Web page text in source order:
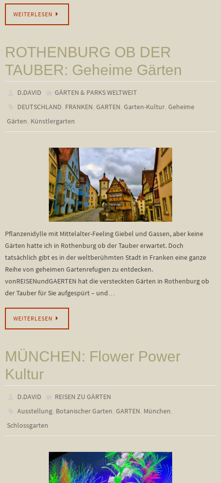
WEITERLESEN
ROTHENBURG OB DER
TAUBER: Geheime Gärten
D.DAVID
GÄRTEN & PARKS WELTWEIT
DEUTSCHLAND, FRANKEN,GARTEN,Garten-Kultur,Geheime
Gärten, Künstlergarten
Pflanzenidylle mit Mittelalter-Feeling Giebel und Gassen, aber keine
Gärten hatte ich in Rothenburg ob der Tauber erwartet. Doch
tatsächlich gibt es in der weltberühmten Stadt in Franken eine ganze
Reihe von geheimen Gartenrefugien zu entdecken.
vonREISENundGAERTEN hat die versteckten Gärten in Rothenburg ob
der Tauber für Sie aufgespürt – und…
WEITERLESEN
MÜNCHEN: Flower Power
Kultur
D.DAVID
REISEN ZU GÄRTEN
Ausstellung Botanischer Garten ,GARTEN München
Schlossgarten